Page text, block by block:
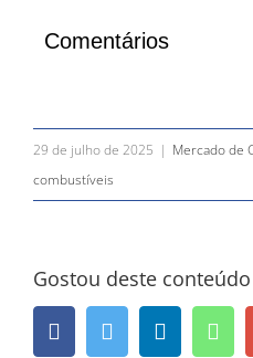
Comentários
29 de julho de 2025 | Mercado de
combustíveis
Gostou deste
FacebookTwitter LinkedIn